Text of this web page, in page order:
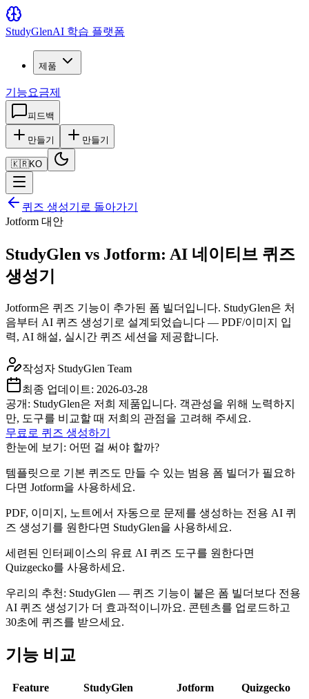
StudyGlenAI 학습 플랫폼
제품
기능요금제
피드백
만들기 만들기
🇰🇷KO
퀴즈 생성기로 돌아가기
Jotform 대안
StudyGlen vs Jotform: AI 네이티브 퀴즈
생성기
Jotform은 퀴즈 기능이 추가된 폼 빌더입니다. StudyGlen은 처
음부터 AI 퀴즈 생성기로 설계되었습니다 — PDF/이미지 입
력, AI 해설, 실시간 퀴즈 세션을 제공합니다.
작성자 StudyGlen Team
최종 업데이트: 2026-03-28
공개: StudyGlen은 저희 제품입니다. 객관성을 위해 노력하지
만, 도구를 비교할 때 저희의 관점을 고려해 주세요.
무료로 퀴즈 생성하기
한눈에 보기: 어떤 걸 써야 할까?
템플릿으로 기본 퀴즈도 만들 수 있는 범용 폼 빌더가 필요하
다면 Jotform을 사용하세요.
PDF, 이미지, 노트에서 자동으로 문제를 생성하는 전용 AI 퀴
즈 생성기를 원한다면 StudyGlen을 사용하세요.
세련된 인터페이스의 유료 AI 퀴즈 도구를 원한다면
Quizgecko를 사용하세요.
우리의 추천: StudyGlen — 퀴즈 기능이 붙은 폼 빌더보다 전용
AI 퀴즈 생성기가 더 효과적이니까요. 콘텐츠를 업로드하고
30초에 퀴즈를 받으세요.
기능 비교
Feature StudyGlen Jotform
Quizgecko